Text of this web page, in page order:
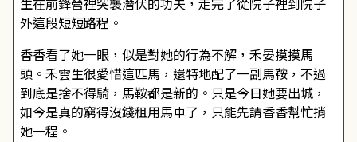
外這段短短路程。
香香看了她一眼，似是對她的行為不解，禾晏摸摸馬
頭。禾雲生很愛惜這匹馬，還特地配了一副馬鞍，不過
到底是捨不得騎，馬鞍都是新的。只是今日她要出城，
如今是真的窮得沒錢租用馬車了，只能先請香香幫忙捎
她一程。